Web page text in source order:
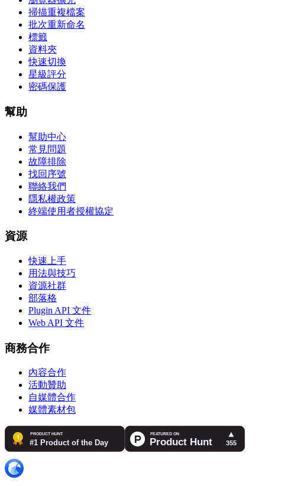
掃描重複檔案
批次重新命名
標籤
資料夾
快速切換
星級評分
密碼保護
幫助
幫助中心
常見問題
故障排除
找回序號
聯絡我們
隱私權政策
終端使用者授權協定
資源
快速上手
用法與技巧
資源社群
部落格
Plugin API 文件
Web API 文件
商務合作
內容合作
活動贊助
自媒體合作
媒體素材包